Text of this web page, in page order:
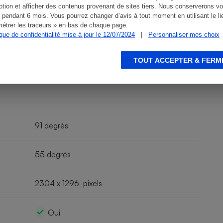
et afficher des contenus provenant de sites tiers. Nous conserverons
pendant 6 mois. Vous pourrez changer d’avis à tout moment en utilisant le
les traceurs » en bas de chaque page.
de confidentialité mise à jour le 12/07/2024
| Personnaliser mes choix
TOUT ACCEPTER &
(kit avec panneau
91 degrés
55 degrés
2304 x 1296 pixels
Oui